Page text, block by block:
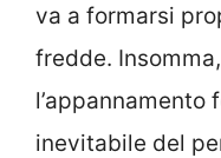
va a formarsi
fredde.
l’appannamento
inevitabile del